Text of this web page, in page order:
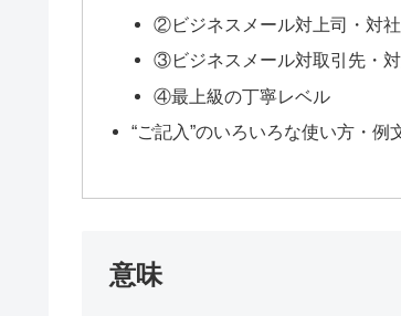
②ビジネスメール対上司・対
③ビジネスメール対取引先・
④最上級の丁寧レベル
“ご記入”のいろいろな使い方・例
意味